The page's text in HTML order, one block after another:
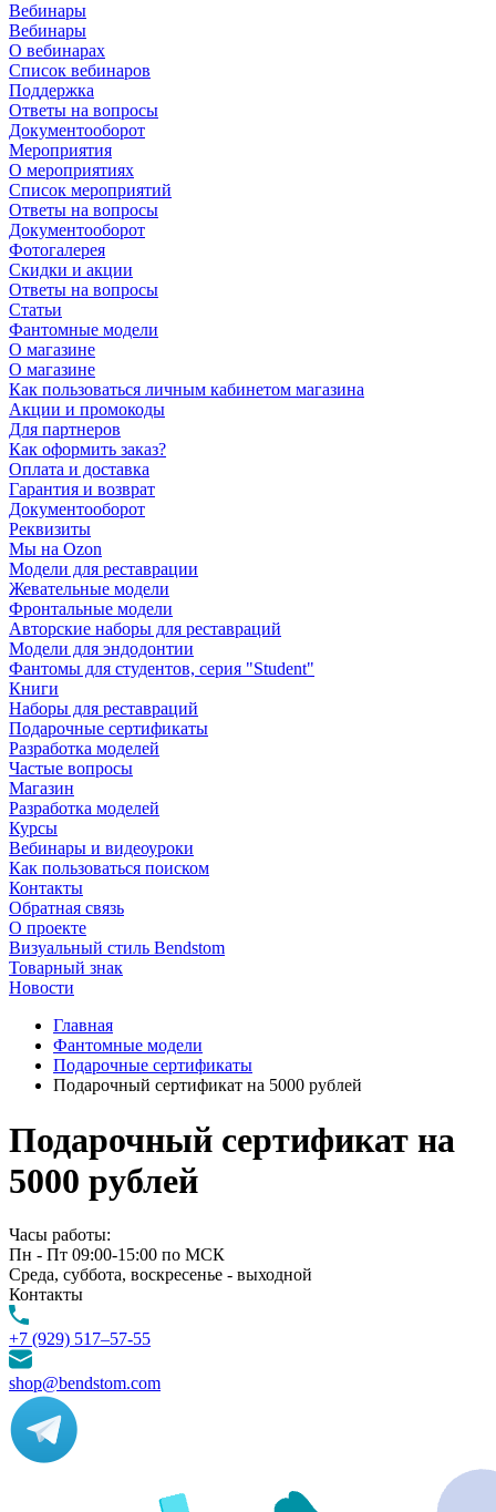
Вебинары
Вебинары
О вебинарах
Список вебинаров
Поддержка
Ответы на вопросы
Документооборот
Мероприятия
О мероприятиях
Список мероприятий
Ответы на вопросы
Документооборот
Фотогалерея
Скидки и акции
Ответы на вопросы
Статьи
Фантомные модели
О магазине
О магазине
Как пользоваться личным кабинетом магазина
Акции и промокоды
Для партнеров
Как оформить заказ?
Оплата и доставка
Гарантия и возврат
Документооборот
Реквизиты
Мы на Ozon
Модели для реставрации
Жевательные модели
Фронтальные модели
Авторские наборы для реставраций
Модели для эндодонтии
Фантомы для студентов, серия "Student"
Книги
Наборы для реставраций
Подарочные сертификаты
Разработка моделей
Частые вопросы
Магазин
Разработка моделей
Курсы
Вебинары и видеоуроки
Как пользоваться поиском
Контакты
Обратная связь
О проекте
Визуальный стиль Bendstom
Товарный знак
Новости
Главная
Фантомные модели
Подарочные сертификаты
Подарочный сертификат на 5000 рублей
Подарочный сертификат на
5000 рублей
Часы работы:
Пн - Пт 09:00-15:00 по МСК
Среда, суббота, воскресенье - выходной
Контакты
+7 (929) 517–57-55
shop@bendstom.com